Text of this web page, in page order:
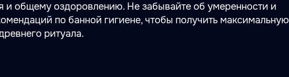
и общему оздоровлению. Не забывайте об умеренности и
по банной гигиене, чтобы получить максимальную
ритуала.